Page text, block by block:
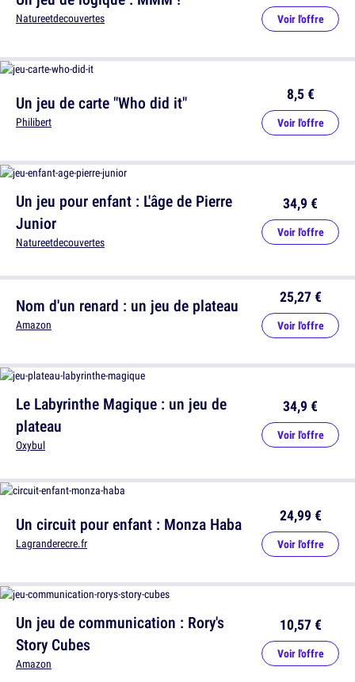
Natureetdecouvertes Voir l'offre
Un jeu pour enfant : L'âge de Pierre
Junior
Natureetdecouvertes
34,9 €
Voir l'offre
Le Labyrinthe Magique : un jeu de
plateau
Oxybul
34,9 €
Voir l'offre
Un jeu de communication : Rory's
Story Cubes
Amazon
10,57 €
Voir l'offre
Un jeu de carte "Who did it"
Philibert
8,5 €
Voir l'offre
Nom d'un renard : un jeu de plateau
Amazon
25,27 €
Voir l'offre
Un circuit pour enfant : Monza Haba
Lagranderecre.fr
24,99 €
Voir l'offre